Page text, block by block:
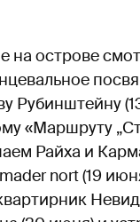
на острове
Рубинштейну
«Маршруту
Райха и
nort (19